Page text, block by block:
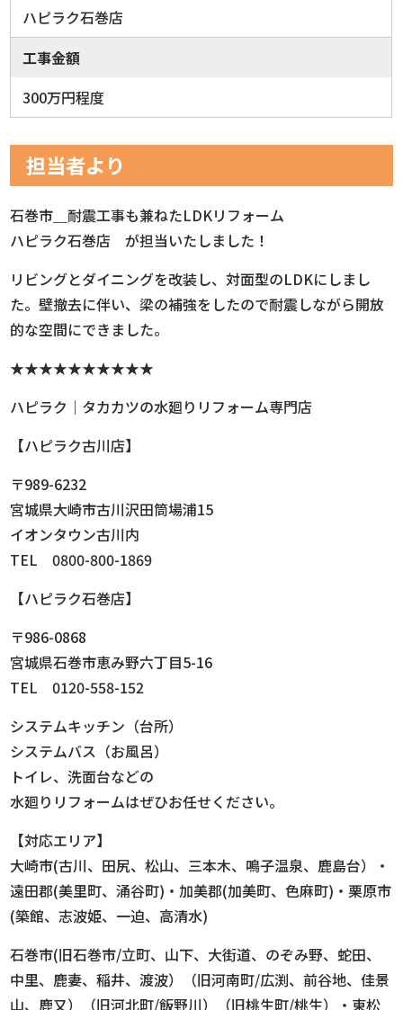
ハピラク石巻店
工事金額
300万円程度
担当者より
石巻市＿耐震工事も兼ねたLDKリフォーム
ハピラク石巻店 が担当いたしました！
リビングとダイニングを改装し、対面型のLDKにしまし
た。壁撤去に伴い、梁の補強をしたので耐震しながら開放
的な空間にできました。
★★★★★★★★★★
ハピラク｜タカカツの水廻りリフォーム専門店
【ハピラク古川店】
〒989-6232
宮城県大崎市古川沢田筒場浦15
イオンタウン古川内
TEL 0800-800-1869
【ハピラク石巻店】
〒986-0868
宮城県石巻市恵み野六丁目5-16
TEL 0120-558-152
システムキッチン（台所）
システムバス（お風呂）
トイレ、洗面台などの
水廻りリフォームはぜひお任せください。
【対応エリア】
大崎市(古川、田尻、松山、三本木、鳴子温泉、鹿島台）・
遠田郡(美里町、涌谷町)・加美郡(加美町、色麻町)・栗原市
(築館、志波姫、一迫、高清水)
石巻市(旧石巻市/立町、山下、大街道、のぞみ野、蛇田、
中里、鹿妻、稲井、渡波）（旧河南町/広渕、前谷地、佳景
山、鹿又）（旧河北町/飯野川）（旧桃生町/桃生）・東松